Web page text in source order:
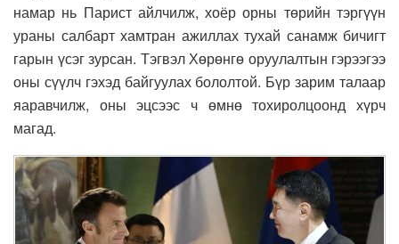
намар нь Парист айлчилж, хоёр орны төрийн тэргүүн
ураны салбарт хамтран ажиллах тухай санамж бичигт
гарын үсэг зурсан. Тэгвэл Хөрөнгө оруулалтын гэрээгээ
оны сүүлч гэхэд байгуулах бололтой. Бүр зарим талаар
яаравчилж, оны эцсээс ч өмнө тохиролцоонд хүрч
магад.